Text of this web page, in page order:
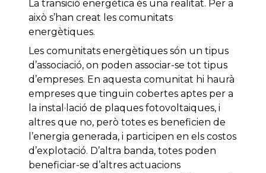
La transició energètica és una realitat. Per a
això s’han creat les comunitats
energètiques.
Les comunitats energètiques són un tipus
d’associació, on poden associar-se tot tipus
d’empreses. En aquesta comunitat hi haurà
empreses que tinguin cobertes aptes per a
la instal·lació de plaques fotovoltaiques, i
altres que no, però totes es beneficien de
l’energia generada, i participen en els costos
d’explotació. D’altra banda, totes poden
beneficiar-se d’altres actuacions